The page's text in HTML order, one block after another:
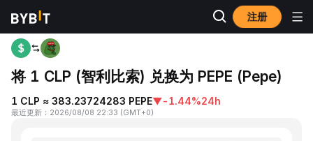
注册
首页 CLP to PEPE
将 1 CLP (智利比索) 兑换为 PEPE (Pepe)
1 CLP ≈ 383.23724283 PEPE▼-1.44%24h
最近更新 ： 2026/08/08 22:33 (GMT+0)